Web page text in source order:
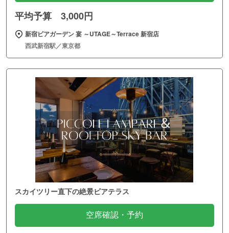
平均予算 3,000円
新宿ビアガーデン 宴 ～UTAGE～Terrace 新宿店
西武新宿駅／東京都
スカイツリー直下の絶景ビアテラス
空席確認・予約